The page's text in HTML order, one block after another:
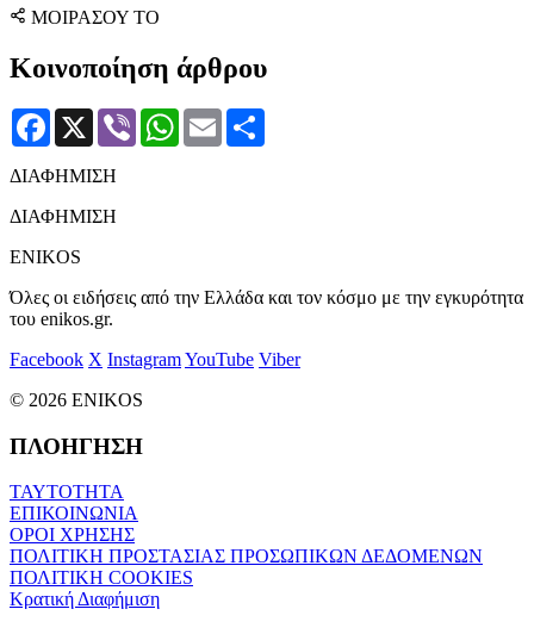
ΜΟΙΡΑΣΟΥ ΤΟ
Κοινοποίηση άρθρου
Facebook
X Viber WhatsApp
Email
ΔΙΑΦΗΜΙΣΗ
ΔΙΑΦΗΜΙΣΗ
ENIKOS
Όλες οι ειδήσεις από την Ελλάδα και τον κόσμο με την εγκυρότητα
του enikos.gr.
Facebook X InstagramYouTube Viber
© 2026 ENIKOS
ΠΛΟΗΓΗΣΗ
ΤΑΥΤΟΤΗΤΑ
ΕΠΙΚΟΙΝΩΝΙΑ
ΟΡΟΙ ΧΡΗΣΗΣ
ΠΟΛΙΤΙΚΗ ΠΡΟΣΤΑΣΙΑΣ ΠΡΟΣΩΠΙΚΩΝ ΔΕΔΟΜΕΝΩΝ
ΠΟΛΙΤΙΚΗ COOKIES
Κρατική Διαφήμιση